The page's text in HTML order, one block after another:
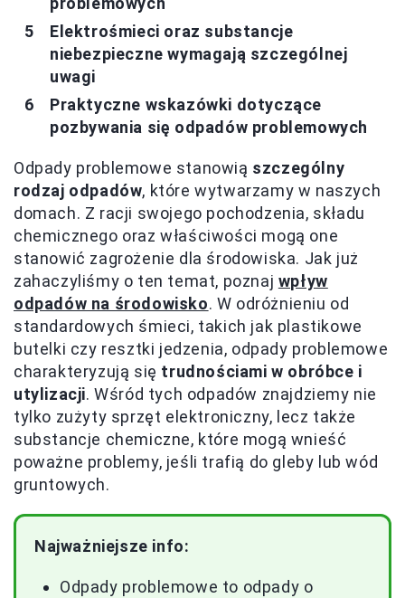
Elektrośmieci oraz substancje
niebezpieczne wymagają szczególnej
uwagi
Praktyczne wskazówki dotyczące
pozbywania się odpadów problemowych
Odpady problemowe stanowią szczególny
rodzaj odpadów, które wytwarzamy w naszych
domach. Z racji swojego pochodzenia, składu
chemicznego oraz właściwości mogą one
stanowić zagrożenie dla środowiska. Jak już
zahaczyliśmy o ten temat, poznaj wpływ
odpadów na środowisko. W odróżnieniu od
standardowych śmieci, takich jak plastikowe
butelki czy resztki jedzenia, odpady problemowe
charakteryzują się trudnościami w obróbce i
utylizacji. Wśród tych odpadów znajdziemy nie
tylko zużyty sprzęt elektroniczny, lecz także
substancje chemiczne, które mogą wnieść
poważne problemy, jeśli trafią do gleby lub wód
gruntowych.
Najważniejsze info:
Odpady problemowe to odpady o